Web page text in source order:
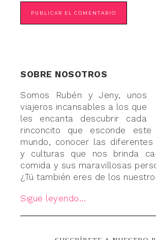
SOBRE NOSOTROS
Somos Rubén y Jeny, unos
viajeros incansables a los que
les encanta descubrir cada
rinconcito que esconde este
mundo, conocer las diferentes
y culturas que nos brinda
comida y sus maravillosas
¿Tú también eres de los
Sigue leyendo...